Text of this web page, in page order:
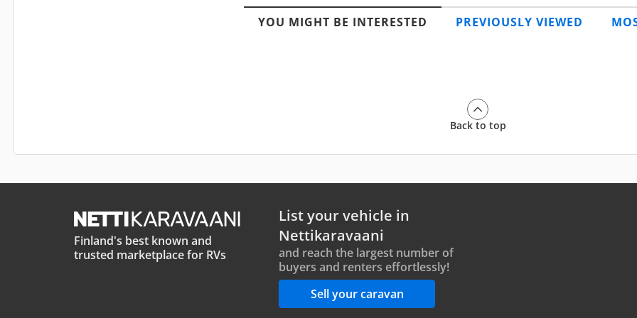
YOU MIGHT BE INTERESTED PREVIOUSLY VIEWED
Back to top
Finland's best known and
trusted marketplace for RVs
List your vehicle in
Nettikaravaani
and reach the largest number of
buyers and renters effortlessly!
Sell your caravan